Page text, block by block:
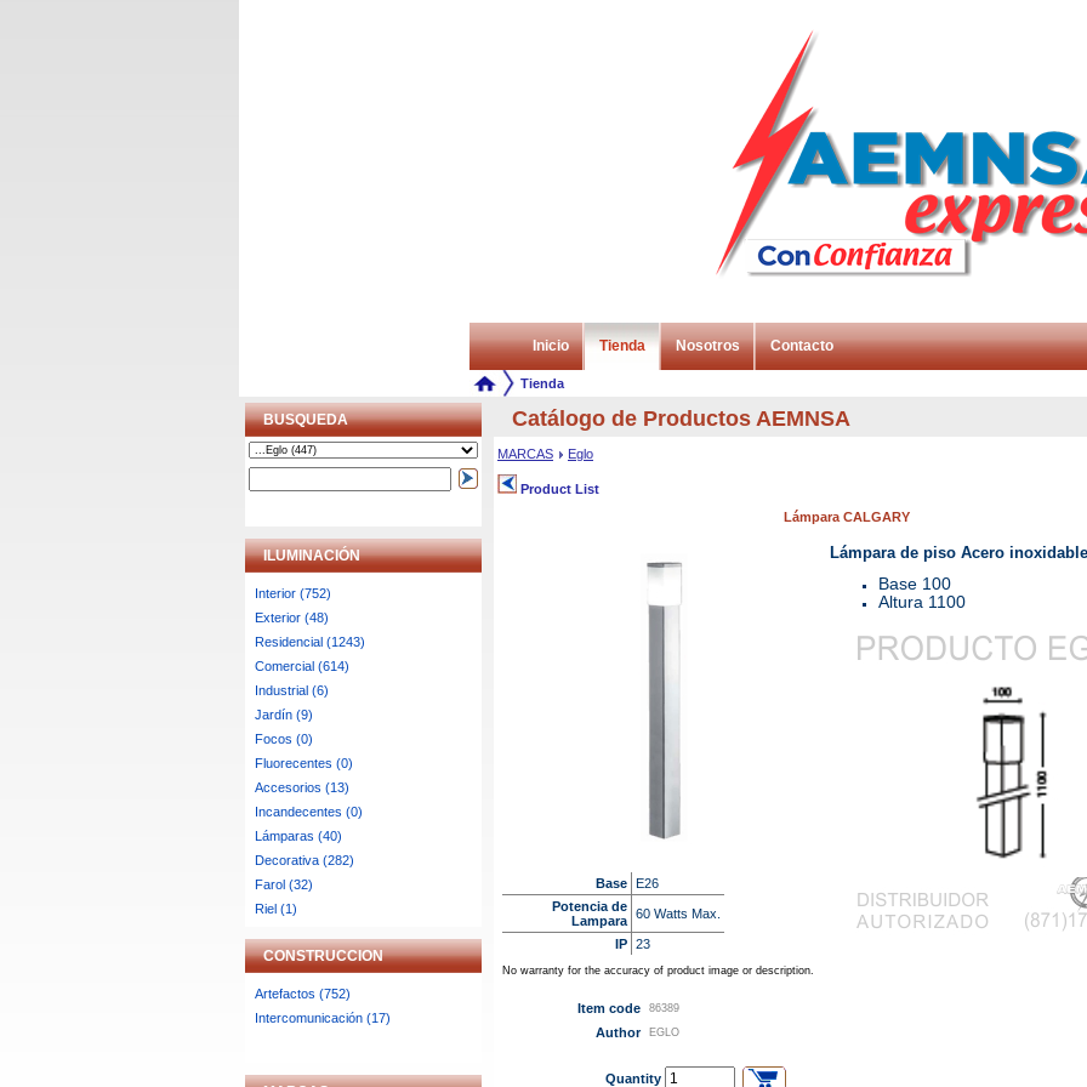
Inicio Tienda Nosotros Contacto
Tienda
BUSQUEDA
ILUMINACIÓN
Interior (752)
Exterior (48)
Residencial (1243)
Comercial (614)
Industrial (6)
Jardín (9)
Focos (0)
Fluorecentes (0)
Accesorios (13)
Incandecentes (0)
Lámparas (40)
Decorativa (282)
Farol (32)
Riel (1)
CONSTRUCCION
Artefactos (752)
Intercomunicación (17)
Catálogo de Productos AEMNSA
MARCAS Eglo
Product List
Lámpara CALGARY
Base E26
Potencia de
Lampara 60 Watts Max.
IP 23
No warranty for the accuracy of product image or description.
Item code 86389
Author EGLO
Quantity
Lámpara de piso Acero inoxidable
Base 100
Altura 1100